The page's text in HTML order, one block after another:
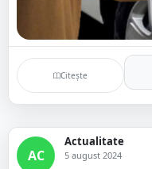
Citește
AC
Actualitate
5 august 2024